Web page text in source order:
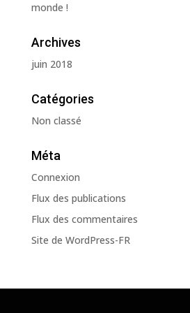
monde !
Archives
juin 2018
Catégories
Non classé
Méta
Connexion
Flux des publications
Flux des commentaires
Site de WordPress-FR